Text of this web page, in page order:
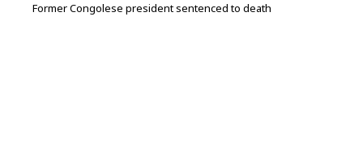
Former Congolese president sentenced to death